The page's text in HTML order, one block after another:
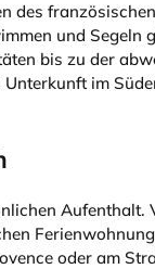
und Segeln
bis zu der
im
Aufenthalt.
oder am